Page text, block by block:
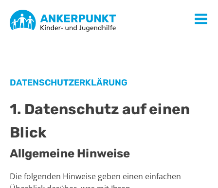
DATENSCHUTZ­ERKLÄRUNG
1. Datenschutz auf einen
Blick
Allgemeine Hinweise
Die folgenden Hinweise geben einen einfachen